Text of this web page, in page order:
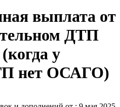
выплата от
ДТП
у
нет ОСАГО)